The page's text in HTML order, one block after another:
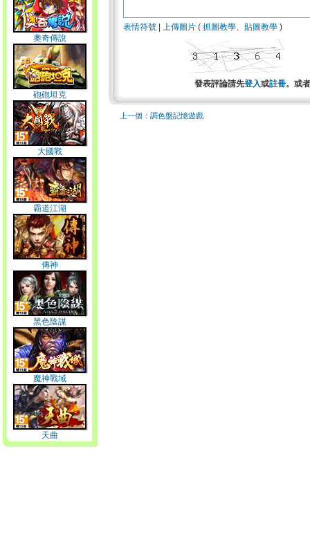
奧奇傳說
砲砲坦克
大國戰
霸道江湖
傳神
黑色陰謀
魔神戰域
天曲
表情符號 上傳圖片 ( 抓圖教學、 貼圖教學 )
發表評論請先登入或註冊。或
上一個：調色盤記憶遊戲